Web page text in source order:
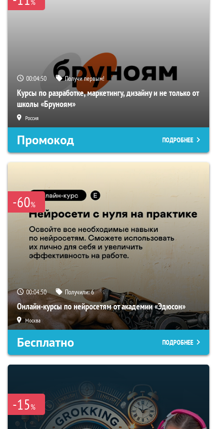
%
00:04:49 Получи первым!
Курсы по разработке, маркетингу, дизайну и не только от
школы «Бруноям»
Россия
Промокод ПОДРОБНЕЕ
-60%
00:04:49 Получили:6
Онлайн-курсы по нейросетям от академии «Эдюсон»
Москва
Бесплатно ПОДРОБНЕЕ
-15%